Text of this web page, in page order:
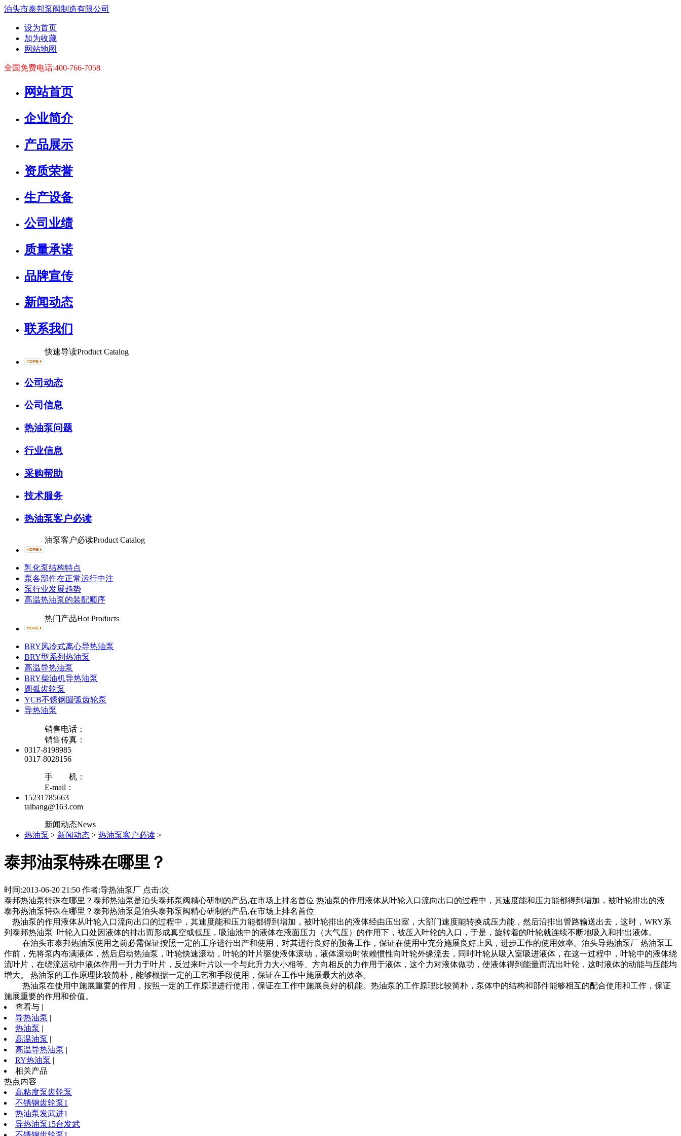
泊头市泰邦泵阀制造有限公司
设为首页
加为收藏
网站地图
全国免费电话:400-766-7058
网站首页
企业简介
产品展示
资质荣誉
生产设备
公司业绩
质量承诺
品牌宣传
新闻动态
联系我们
快速导读Product Catalog
公司动态
公司信息
热油泵问题
行业信息
采购帮助
技术服务
热油泵客户必读
油泵客户必读Product Catalog
乳化泵结构特点
泵各部件在正常运行中注
泵行业发展趋势
高温热油泵的装配顺序
热门产品Hot Products
BRY风冷式离心导热油泵
BRY型系列热油泵
高温导热油泵
BRY柴油机导热油泵
圆弧齿轮泵
YCB不锈钢圆弧齿轮泵
导热油泵
销售电话：
销售传真：
0317-8198985
0317-8028156
手 机：
E-mail：
15231785663
taibang@163.com
新闻动态News
热油泵 > 新闻动态 > 热油泵客户必读 >
泰邦油泵特殊在哪里？
时间:2013-06-20 21:50 作者:导热油泵厂 点击:次
泰邦热油泵特殊在哪里？泰邦热油泵是泊头泰邦泵阀精心研制的产品,在市场上排名首位 热油泵的作用液体从叶轮入口流向出口的过程中，其速度能和压力能都得到增加，被叶轮排出的液
泰邦热油泵特殊在哪里？泰邦热油泵是泊头泰邦泵阀精心研制的产品,在市场上排名首位
热油泵的作用液体从叶轮入口流向出口的过程中，其速度能和压力能都得到增加，被叶轮排出的液体经由压出室，大部门速度能转换成压力能，然后沿排出管路输送出去，这时，WRY系
列泰邦热油泵 叶轮入口处因液体的排出而形成真空或低压，吸油池中的液体在液面压力（大气压）的作用下，被压入叶轮的入口，于是，旋转着的叶轮就连续不断地吸入和排出液体。
在泊头市泰邦热油泵使用之前必需保证按照一定的工序进行出产和使用，对其进行良好的预备工作，保证在使用中充分施展良好上风，进步工作的使用效率。泊头导热油泵厂 热油泵工
作前，先将泵内布满液体，然后启动热油泵，叶轮快速滚动，叶轮的叶片驱使液体滚动，液体滚动时依赖惯性向叶轮外缘流去，同时叶轮从吸入室吸进液体，在这一过程中，叶轮中的液体绕
流叶片，在绕流运动中液体作用一升力于叶片，反过来叶片以一个与此升力大小相等、方向相反的力作用于液体，这个力对液体做功，使液体得到能量而流出叶轮，这时液体的动能与压能均
增大。 热油泵的工作原理比较简朴，能够根据一定的工艺和手段使用，保证在工作中施展最大的效率。
热油泵在使用中施展重要的作用，按照一定的工作原理进行使用，保证在工作中施展良好的机能。热油泵的工作原理比较简朴，泵体中的结构和部件能够相互的配合使用和工作，保证
施展重要的作用和价值。
查看与 |
导热油泵 |
热油泵 |
高温油泵 |
高温导热油泵 |
RY热油泵 |
相关产品
热点内容
高粘度泵齿轮泵
不锈钢齿轮泵1
热油泵发武进1
导热油泵15台发武